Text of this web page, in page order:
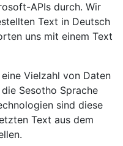
APIs durch. Wir
Text in Deutsch
uns mit einem Text
Vielzahl von Daten
Sesotho Sprache
sind diese
Text aus dem